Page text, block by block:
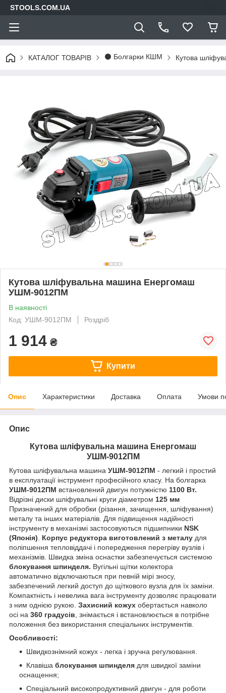
STOOLS.COM.UA
КАТАЛОГ ТОВАРІВ ⚫ Болгарки КШМ Кутова
Кутова шліфувальна машина Енергомаш
УШМ-9012ПМ
В наявності
Код: УШМ-9012ПМ
Роздріб
1 914 ₴
Купити
Опис Характеристики Доставка Оплата Умови
Опис
Кутова шліфувальна машина Енергомаш
УШМ-9012ПМ
Кутова шліфувальна машина УШМ-9012ПМ - легкий і простий
в експлуатації інструмент професійного класу. На болгарка
УШМ-9012ПМ встановлений двигун потужністю 1100 Вт.
Відрізні диски шліфувальні круги діаметром 125 мм
Призначений для обробки (різання, зачищення, шліфування)
металу та інших матеріалів. Для підвищення надійності
інструменту в механізмі застосовуються підшипники NSK
(Японія)
Корпус редуктора виготовлений з металу для
поліпшення тепловіддачі і попередження перегріву вузлів і
механізмів. Швидка зміна оснастки забезпечується системою
блокування шпинделя. Вугільні щітки колектора
автоматично відключаються при певній мірі зносу,
забезпечений легкий доступ до щіткового вузла для їх заміни.
Компактність і невелика вага інструменту дозволяє працювати
з ним однією рукою. Захисний кожух обертається навколо
осі на 360 градусів , знімається і встановлюється в потрібне
положення без використання спеціальних інструментів.
Особливості:
Швидкознімний кожух - легка і зручна регулювання.
Клавіша блокування шпинделя для швидкої заміни
оснащення;
Спеціальний високопродуктивний двигун - для роботи